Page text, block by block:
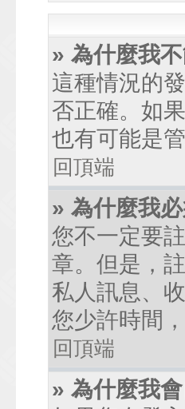
» 為什麼我
這種情況的
否正確。如
也有可能是
回頂端
» 為什麼我
您不一定要
章。但是，
私人訊息、
您少許時間
回頂端
» 為什麼我